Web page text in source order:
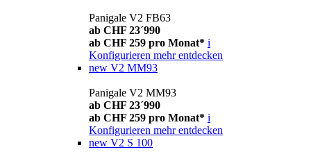
Panigale V2 FB63
ab CHF 23´990
ab CHF 259 pro Monat* i
Konfigurieren mehr entdecken
new V2 MM93
Panigale V2 MM93
ab CHF 23´990
ab CHF 259 pro Monat* i
Konfigurieren mehr entdecken
new V2 S 100